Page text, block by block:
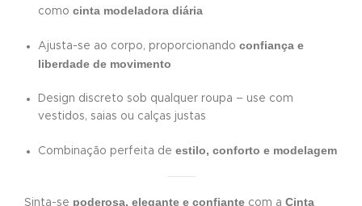
como cinta modeladora diária
Ajusta-se ao corpo, proporcionando confiança e
liberdade de movimento
Design discreto sob qualquer roupa – use com
vestidos, saias ou calças justas
Combinação perfeita de estilo, conforto e modelagem
Sinta-se poderosa, elegante e confiante com a Cinta